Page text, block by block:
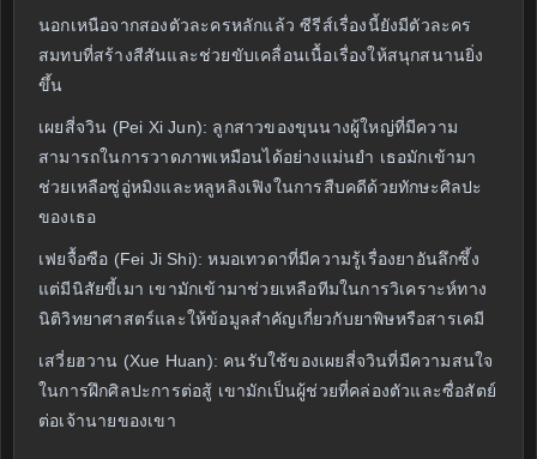
นอกเหนือจากสองตัวละครหลักแล้ว ซีรีส์เรื่องนี้ยังมีตัวละคร
สมทบที่สร้างสีสันและช่วยขับเคลื่อนเนื้อเรื่องให้สนุกสนานยิ่ง
ขึ้น
เผยสี่จวิน (Pei Xi Jun): ลูกสาวของขุนนางผู้ใหญ่ที่มีความ
สามารถในการวาดภาพเหมือนได้อย่างแม่นยำ เธอมักเข้ามา
ช่วยเหลือซู่อู่หมิงและหลูหลิงเฟิงในการสืบคดีด้วยทักษะศิลปะ
ของเธอ
เฟยจื้อซือ (Fei Ji Shi): หมอเทวดาที่มีความรู้เรื่องยาอันลึกซึ้ง
แต่มีนิสัยขี้เมา เขามักเข้ามาช่วยเหลือทีมในการวิเคราะห์ทาง
นิติวิทยาศาสตร์และให้ข้อมูลสำคัญเกี่ยวกับยาพิษหรือสารเคมี
เสวี่ยฮวาน (Xue Huan): คนรับใช้ของเผยสี่จวินที่มีความสนใจ
ในการฝึกศิลปะการต่อสู้ เขามักเป็นผู้ช่วยที่คล่องตัวและซื่อสัตย์
ต่อเจ้านายของเขา